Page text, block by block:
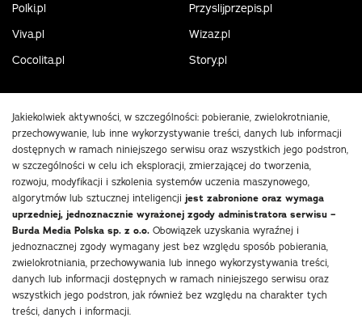
Polki.pl
Przyslijprzepis.pl
Viva.pl
Wizaz.pl
Cocolita.pl
Story.pl
Jakiekolwiek aktywności, w szczególności: pobieranie, zwielokrotnianie,
przechowywanie, lub inne wykorzystywanie treści, danych lub informacji
dostępnych w ramach niniejszego serwisu oraz wszystkich jego podstron,
w szczególności w celu ich eksploracji, zmierzającej do tworzenia,
rozwoju, modyfikacji i szkolenia systemów uczenia maszynowego,
algorytmów lub sztucznej inteligencji jest zabronione oraz wymaga
uprzedniej, jednoznacznie wyrażonej zgody administratora serwisu –
Burda Media Polska sp. z o.o. Obowiązek uzyskania wyraźnej i
jednoznacznej zgody wymagany jest bez względu sposób pobierania,
zwielokrotniania, przechowywania lub innego wykorzystywania treści,
danych lub informacji dostępnych w ramach niniejszego serwisu oraz
wszystkich jego podstron, jak również bez względu na charakter tych
treści, danych i informacji.